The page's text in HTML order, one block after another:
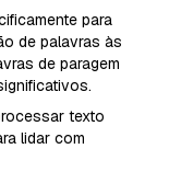
para
de palavras às
de paragem
texto
lidar com